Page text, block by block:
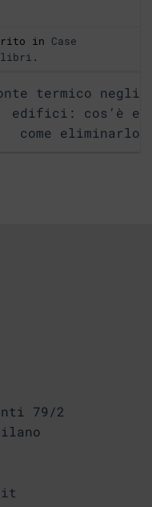
in Case
.
termico negli
edifici: cos’è e
come eliminarlo
79/2